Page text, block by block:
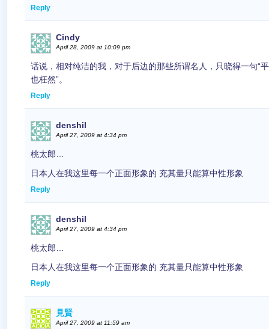
Reply
Cindy
April 28, 2009 at 10:09 pm
话说，相对纯洁的我，对于后边的那些所谓名人，只晓得一句“
也枉然”。
Reply
denshil
April 27, 2009 at 4:34 pm
桃太郎…
日本人在我这里每一个正面形象的 充其量只能算中性形象
Reply
denshil
April 27, 2009 at 4:34 pm
桃太郎…
日本人在我这里每一个正面形象的 充其量只能算中性形象
Reply
見賢
April 27, 2009 at 11:59 am